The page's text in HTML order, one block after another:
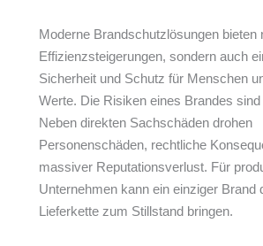
Moderne Brandschutzlösungen bieten
Effizienzsteigerungen, sondern auch
Sicherheit und Schutz für Menschen
Werte. Die Risiken eines Brandes sind
Neben direkten Sachschäden drohen
Personenschäden, rechtliche
massiver Reputationsverlust. Für
Unternehmen kann ein einziger Brand
Lieferkette zum Stillstand bringen.